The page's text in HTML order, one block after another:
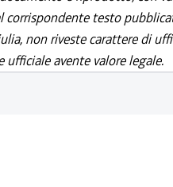
corrispondente testo
non riveste carattere di
avente valore legale.